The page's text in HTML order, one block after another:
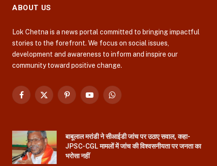
ABOUT US
Lok Chetna is a news portal committed to bringing impactful
stories to the forefront. We focus on social issues,
development and awareness to inform and inspire our
community toward positive change.
Facebook
X
PinterestYouTubeWhatsApp
बाबूलाल मरांडी ने सीआईडी जांच पर उठाए सवाल, कहा-
JPSC-CGL मामलों में जांच की विश्वसनीयता पर जनता का
भरोसा नहीं